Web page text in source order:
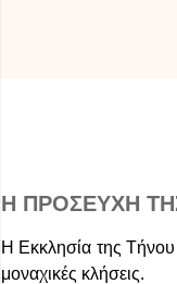
Η ΠΡΟΣΕΥΧΗ
Η Εκκλησία της Τήνου
μοναχικές κλήσεις.